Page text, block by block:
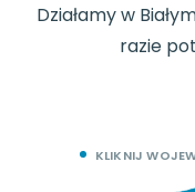
Działamy w
razie
KLIKNIJ